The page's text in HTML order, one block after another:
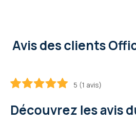
Avis des clients
5 (1 avis)
Découvrez les avis